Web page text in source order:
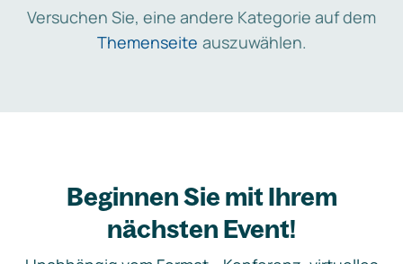
Versuchen Sie, eine andere Kategorie auf dem
Themenseite auszuwählen.
Beginnen Sie mit Ihrem
nächsten Event!